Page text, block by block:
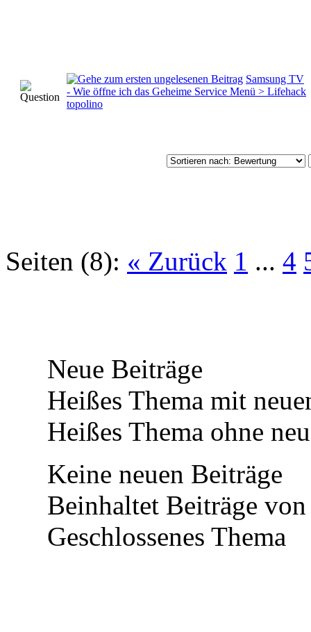
Samsung TV
- Wie öffne ich das Geheime Service Menü > Lifehack
topolino
Seiten (8): « Zurück 1 ... 4
Neue Beiträge
Heißes Thema mit
Heißes Thema ohne
Keine neuen Beiträge
Beinhaltet Beiträge
Geschlossenes Thema